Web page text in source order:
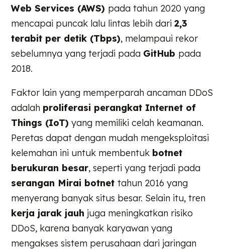
Web Services (AWS) pada tahun 2020 yang
mencapai puncak lalu lintas lebih dari2,3
terabit per detik (Tbps), melampaui rekor
sebelumnya yang terjadi pada GitHub pada
2018.
Faktor lain yang memperparah ancaman DDoS
adalah proliferasi perangkat Internet of
Things (IoT) yang memiliki celah keamanan.
Peretas dapat dengan mudah mengeksploitasi
kelemahan ini untuk membentuk botnet
berukuran besar, seperti yang terjadi pada
serangan Mirai botnettahun 2016 yang
menyerang banyak situs besar. Selain itu, tren
kerja jarak jauh juga meningkatkan risiko
DDoS, karena banyak karyawan yang
mengakses sistem perusahaan dari jaringan